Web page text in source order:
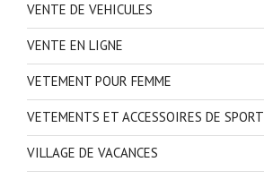
VENTE DE VEHICULES
VENTE EN LIGNE
VETEMENT POUR FEMME
VETEMENTS ET ACCESSOIRES DE SPORT
VILLAGE DE VACANCES